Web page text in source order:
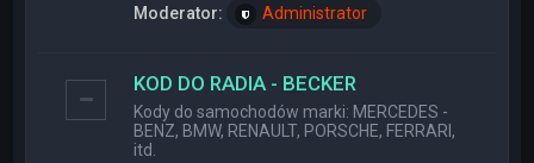
Moderator: Administrator
KOD DO RADIA - BECKER
Kody do samochodów marki: MERCEDES -
BENZ, BMW, RENAULT, PORSCHE, FERRARI,
itd.